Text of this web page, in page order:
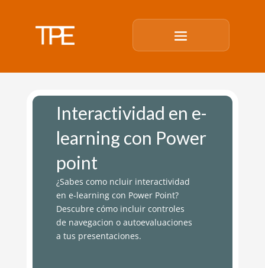
Interactividad en e-
learning con Power
point
¿Sabes como ncluir interactividad
en e-learning con Power Point?
Descubre cómo incluir controles
de navegacion o autoevaluaciones
a tus presentaciones.